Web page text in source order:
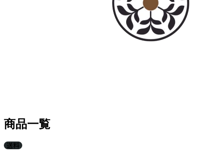
商品一覧
送料